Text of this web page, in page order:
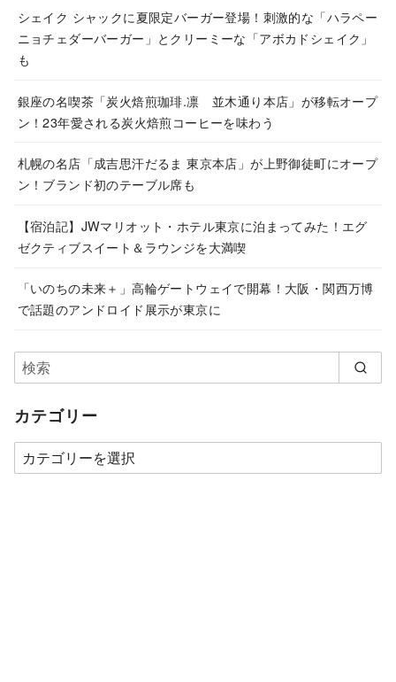
ブ
シェイク シャックに夏限定バーガー登場！刺激的な「ハラペー
ニョチェダーバーガー」とクリーミーな「アボカドシェイク」
も
銀座の名喫茶「炭火焙煎珈琲.凛 並木通り本店」が移転オープ
ン！23年愛される炭火焙煎コーヒーを味わう
札幌の名店「成吉思汗だるま 東京本店」が上野御徒町にオープ
ン！ブランド初のテーブル席も
【宿泊記】JWマリオット・ホテル東京に泊まってみた！エグ
ゼクティブスイート＆ラウンジを大満喫
「いのちの未来＋」高輪ゲートウェイで開幕！大阪・関西万博
で話題のアンドロイド展示が東京に
カテゴリー
カ
テ